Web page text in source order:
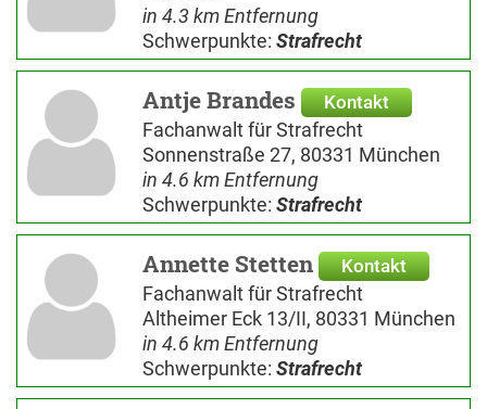
in 4.3 km Entfernung
Schwerpunkte: Strafrecht
Antje Brandes Kontakt
Fachanwalt für Strafrecht
Sonnenstraße 27, 80331 München
in 4.6 km Entfernung
Schwerpunkte: Strafrecht
Annette Stetten Kontakt
Fachanwalt für Strafrecht
Altheimer Eck 13/II, 80331 München
in 4.6 km Entfernung
Schwerpunkte: Strafrecht